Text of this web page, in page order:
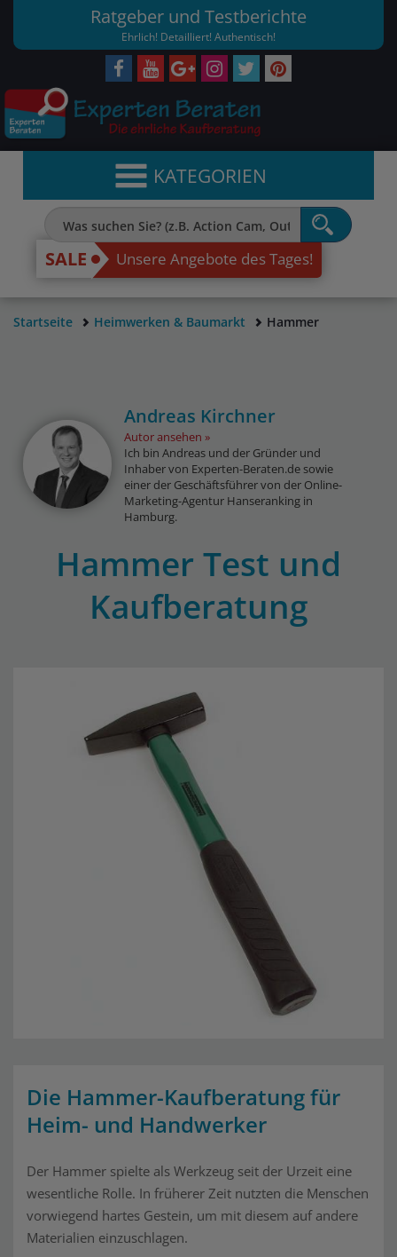
Ratgeber und Testberichte
Ehrlich! Detailliert! Authentisch!
KATEGORIEN
SALE Unsere Angebote des Tages!
Startseite Heimwerken & Baumarkt Hammer
Andreas Kirchner
Autor ansehen
Ich bin Andreas und der Gründer und
Inhaber von Experten-Beraten.de sowie
einer der Geschäftsführer von der Online-
Marketing-Agentur Hanseranking in
Hamburg.
Hammer Test und
Kaufberatung
Die Hammer-Kaufberatung für
Heim- und Handwerker
Der Hammer spielte als Werkzeug seit der Urzeit eine
wesentliche Rolle. In früherer Zeit nutzten die Menschen
vorwiegend hartes Gestein, um mit diesem auf andere
Materialien einzuschlagen.